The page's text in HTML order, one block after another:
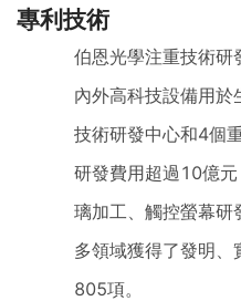
專利技術
伯恩光學注重技術研
內外高科技設備用於
技術研發中心和4個
研發費用超過10億
璃加工、觸控螢幕研
多領域獲得了發明
805項。